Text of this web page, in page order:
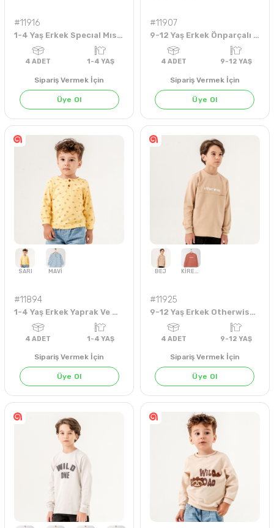
PEMBE SOMON
4ADET 1-4 YAŞ
SARI
4ADET 5-8
#11916
1-4 Yaş Erkek Specıal Mıssıon Fun Sweat
ADET
Sipariş Vermek İçin
Üye Ol
SİYAH FÜME
#11907
9-12 Yaş Erkek Önparçalı Kabartmalı Sweat
ADET
Sipariş Vermek İçin
Üye Ol
#11894
1-4 Yaş Erkek Yaprak Ve Maymun Desenli Sweat
Sipariş Vermek İçin
Üye Ol
#11925
9-12 Yaş Erkek Otherwise Sweat
Sipariş Vermek İçin
Üye Ol